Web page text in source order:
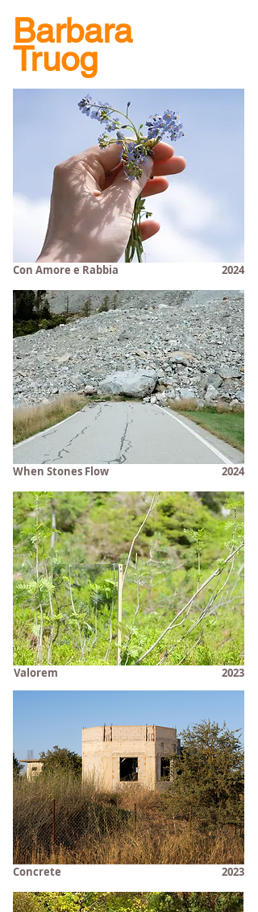
Barbara
Truog
Con Amore e Rabbia 2024
When Stones Flow 2024
Valorem 2023
Concrete 2023